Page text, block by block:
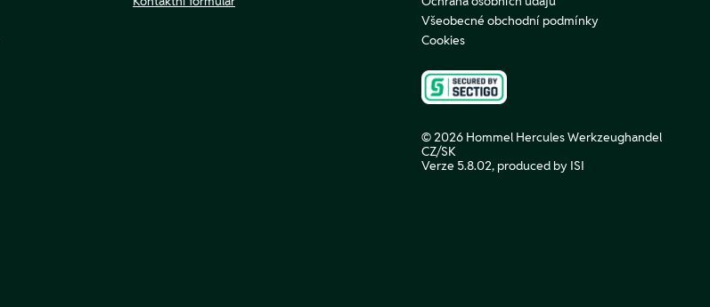
Všeobecné obchodní podmínky
Cookies
© 2026 Hommel Hercules Werkzeughandel
CZ/SK
Verze 5.8.02, produced by ISI